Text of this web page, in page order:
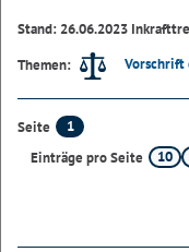
Stand: 26.06.2023
Themen:
Vorschrift
Seite
1
Einträge pro Seite
10